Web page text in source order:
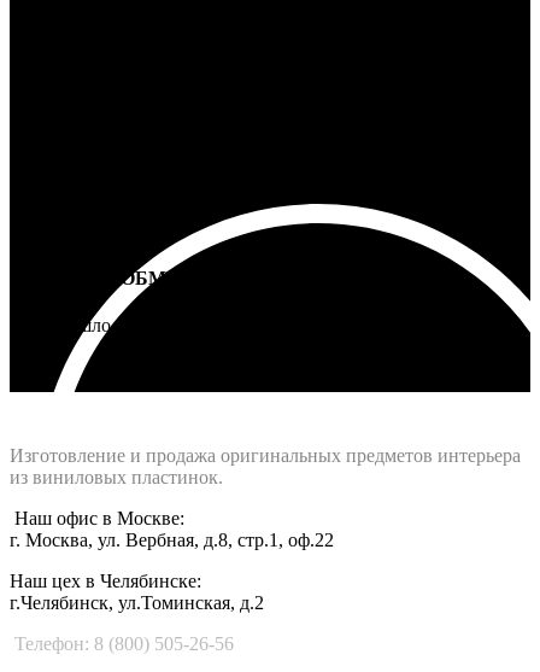
ВОЗВРАТ И ОБМЕН
Не подошло - вернем деньги
Изготовление и продажа оригинальных предметов интерьера
из виниловых пластинок.
Наш офис в Москве:
г. Москва, ул. Вербная, д.8, стр.1, оф.22
Наш цех в Челябинске:
г.Челябинск, ул.Томинская, д.2
Телефон: 8 (800) 505-26-56